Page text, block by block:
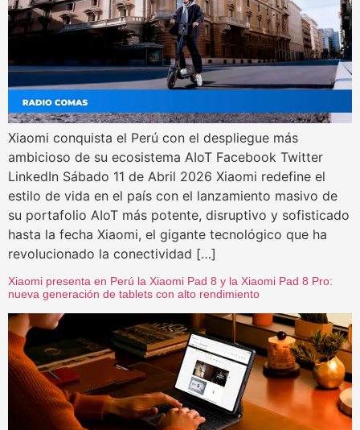
Xiaomi conquista el Perú con el despliegue más
ambicioso de su ecosistema AIoT Facebook Twitter
LinkedIn Sábado 11 de Abril 2026 Xiaomi redefine el
estilo de vida en el país con el lanzamiento masivo de
su portafolio AIoT más potente, disruptivo y sofisticado
hasta la fecha Xiaomi, el gigante tecnológico que ha
revolucionado la conectividad […]
Xiaomi presenta en Perú la Xiaomi Pad 8 y la Xiaomi Pad 8 Pro:
nueva generación de tablets con alto rendimiento